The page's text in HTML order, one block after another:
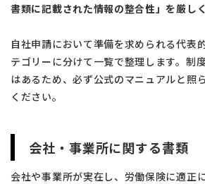
書類に記載された情報の整合性」を厳し
自社申請において準備を求められる代表
テゴリーに分けて一覧で整理します。制
はあるため、必ず公式のマニュアルと照
ください。
会社・事業所に関する書類
会社や事業所が実在し、労働保険に適正